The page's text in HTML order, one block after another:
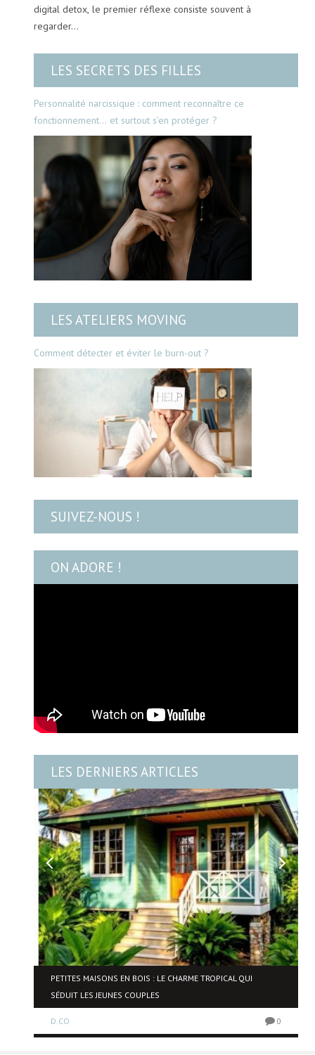
digital detox, le premier réflexe consiste souvent à
regarder…
LES SECRETS DES FILLES
Personnalité narcissique : comment reconnaître ce
fonctionnement… et surtout s’en protéger ?
LES ATELIERS MOVING
Comment détecter et éviter le burn-out ?
SUIVEZ-NOUS !
ON ADORE !
LES DERNIERS ARTICLES
PETITES MAISONS EN BOIS : LE CHARME TROPICAL QUI
SÉDUIT LES JEUNES COUPLES
D.CO 0